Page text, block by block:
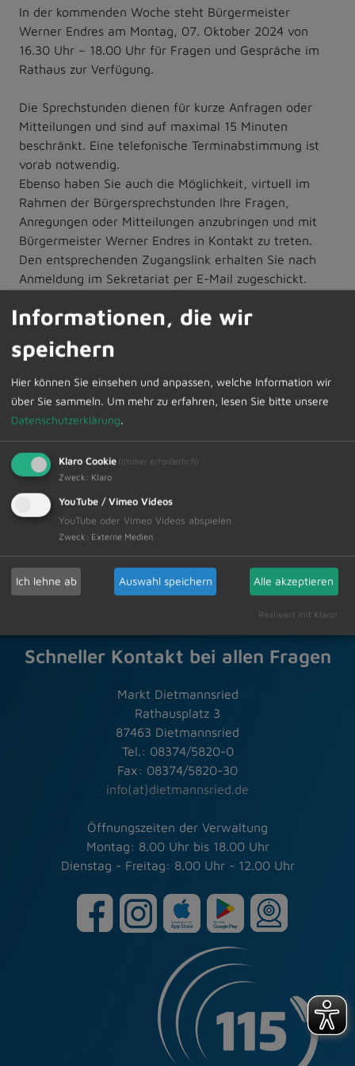
In der kommenden Woche steht Bürgermeister
Werner Endres am Montag, 07. Oktober 2024 von
16.30 Uhr – 18.00 Uhr für Fragen und Gespräche im
Rathaus zur Verfügung.
Die Sprechstunden dienen für kurze Anfragen oder
Mitteilungen und sind auf maximal 15 Minuten
beschränkt. Eine telefonische Terminabstimmung ist
vorab notwendig.
Ebenso haben Sie auch die Möglichkeit, virtuell im
Rahmen der Bürgersprechstunden Ihre Fragen,
Anregungen oder Mitteilungen anzubringen und mit
Bürgermeister Werner Endres in Kontakt zu treten.
Den entsprechenden Zugangslink erhalten Sie nach
Anmeldung im Sekretariat per E-Mail zugeschickt.
Anforderung des Zugangscodes für die digitale
Zur Übersicht
04.10.2024 Amtliche Bekanntmachungen
Schneller Kontakt bei allen Fragen
Markt Dietmannsried
Rathausplatz 3
87463 Dietmannsried
Tel.: 08374/5820-0
Fax: 08374/5820-30
info(at)dietmannsried.de
Öffnungszeiten der Verwaltung
Montag: 8.00 Uhr bis 18.00 Uhr
Dienstag - Freitag: 8.00 Uhr - 12.00 Uhr
Informationen, die wir
speichern
Hier können Sie einsehen und anpassen, welche Information wir
über Sie sammeln. Um mehr zu erfahren, lesen Sie bitte unsere
Datenschutzerklärung.
Klaro Cookie (immer erforderlich)
Zweck : Klaro
YouTube / Vimeo Videos
YouTube oder Vimeo Videos abspielen
Zweck : Externe Medien
Ich lehne ab Auswahl speichern Alle akzeptieren
Realisiert mit Klaro!